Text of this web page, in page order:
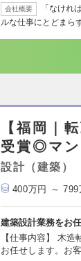
会社概要
「なけれ
ルな仕事にとどまら
【福岡｜
受賞◎マン
設計（建築）
400万円 ～ 799
建築設計業務をお
【仕事内容】 木
お任せします。お